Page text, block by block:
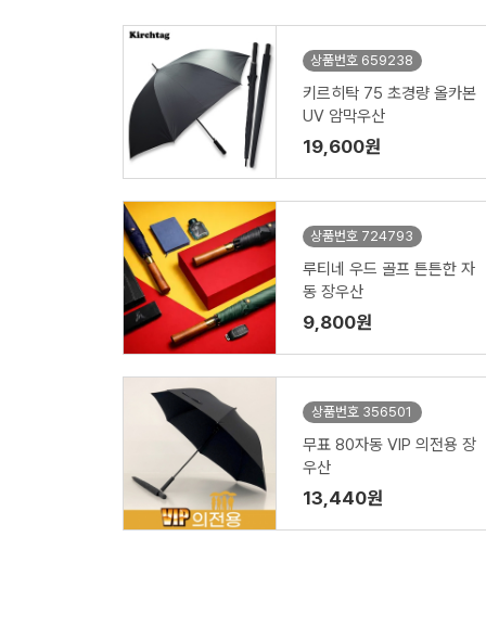
상품번호 659238
키르히탁 75 초경량 올카본
UV 암막우산
19,600원
상품번호 724793
루티네 우드 골프 튼튼한 자
동 장우산
9,800원
상품번호 356501
무표 80자동 VIP 의전용 장
우산
13,440원